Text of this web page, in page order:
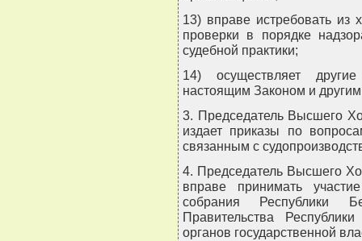
13) вправе истребовать из
проверки в порядке
судебной практики;
14) осуществляет
настоящим Законом и
3. Председатель Высшего
издает приказы по
связанным с
4. Председатель Высшего
вправе принимать
собрания Республики
Правительства
органов государственной